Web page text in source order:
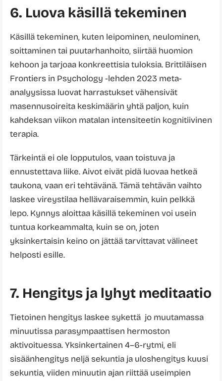
6. Luova käsillä tekeminen
Käsillä tekeminen, kuten leipominen, neulominen,
soittaminen tai puutarhanhoito, siirtää huomion
kehoon ja tarjoaa konkreettisia tuloksia. Brittiläisen
Frontiers in Psychology -lehden 2023 meta-
analyysissa luovat harrastukset vähensivät
masennusoireita keskimäärin yhtä paljon, kuin
kahdeksan viikon matalan intensiteetin kognitiivinen
terapia.
Tärkeintä ei ole lopputulos, vaan toistuva ja
ennustettava liike. Aivot eivät pidä luovaa hetkeä
taukona, vaan eri tehtävänä. Tämä tehtävän vaihto
laskee vireystilaa hellävaraisemmin, kuin pelkkä
lepo. Kynnys aloittaa käsillä tekeminen voi usein
tuntua korkeammalta, kuin se on, joten
yksinkertaisin keino on jättää tarvittavat välineet
helposti esille.
7. Hengitys ja lyhyt meditaatio
Tietoinen hengitys laskee sykettä jo muutamassa
minuutissa parasympaattisen hermoston
aktivoituessa. Yksinkertainen 4–6-rytmi, eli
sisäänhengitys neljä sekuntia ja uloshengitys kuusi
sekuntia, viiden minuutin ajan riittää useimpien